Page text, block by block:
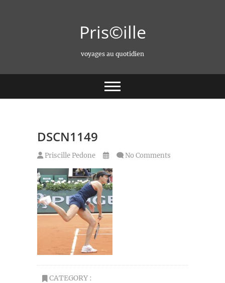
Pris©ille
voyages au quotidien
DSCN1149
Priscille Pedone No Comments
CATEGORY :